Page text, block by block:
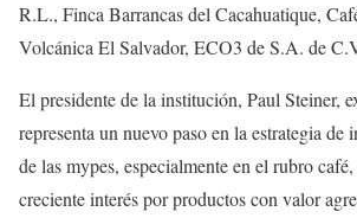
R.L., Finca Barrancas del Cacahuatique,
Volcánica El Salvador, ECO3 de S.A. de
El presidente de la institución, Paul Steiner,
representa un nuevo paso en la estrategia de
de las mypes, especialmente en el rubro
creciente interés por productos con valor